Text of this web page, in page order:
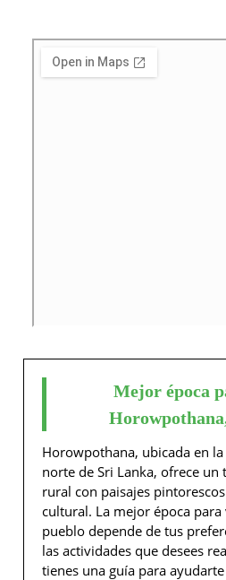
Mejor época
Horowpothana, ubicada en
norte de Sri Lanka, ofrece
rural con paisajes
cultural. La mejor época
pueblo depende de tus
las actividades que desees
tienes una guía para